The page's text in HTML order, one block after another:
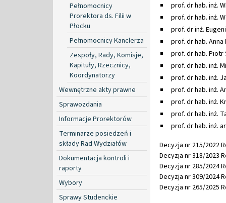
Pełnomocnicy
Prorektora ds. Filii w
Płocku
Pełnomocnicy Kanclerza
Zespoły, Rady, Komisje,
Kapituły, Rzecznicy,
Koordynatorzy
Wewnętrzne akty prawne
Sprawozdania
Informacje Prorektorów
Terminarze posiedzeń i
składy Rad Wydziałów
Dokumentacja kontroli i
raporty
Wybory
Sprawy Studenckie
prof. dr hab. inż.
prof. dr hab. inż.
prof. dr inż.
prof. dr hab.
prof. dr hab. Piotr
prof. dr hab. inż.
prof. dr hab. inż.
prof. dr hab. inż.
prof. dr hab. inż.
prof. dr hab. inż.
prof. dr hab. inż.
Decyzja nr 215/2022
Decyzja nr 318/2023
Decyzja nr 285/2024
Decyzja nr 309/2024
Decyzja nr 265/2025